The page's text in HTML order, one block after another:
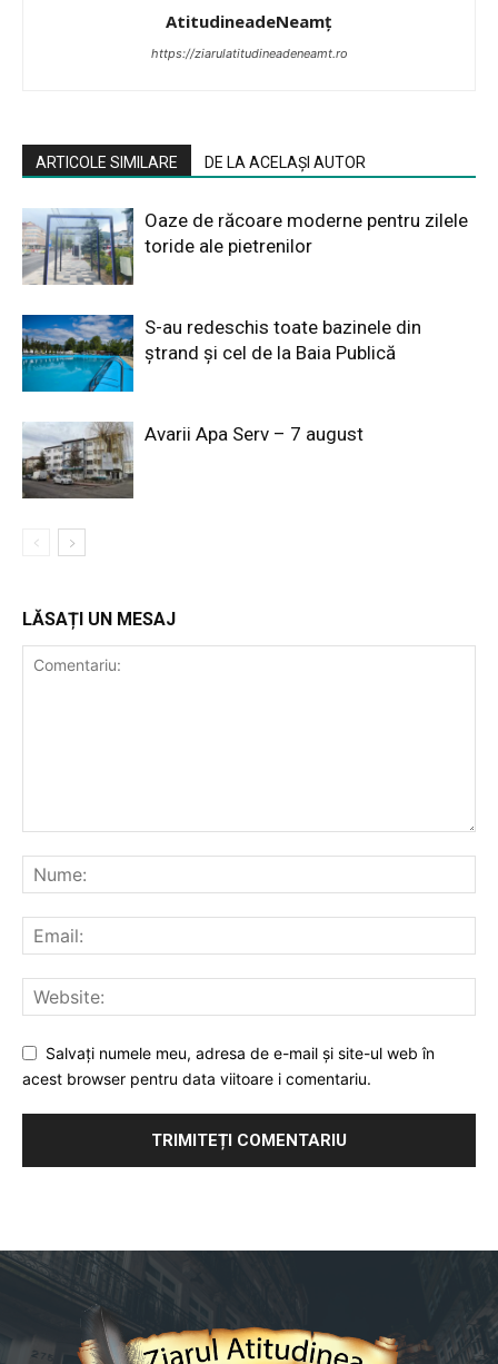
AtitudineadeNeamț
https://ziarulatitudineadeneamt.ro
ARTICOLE SIMILARE DE LA ACELAȘI AUTOR
Oaze de răcoare moderne pentru zilele
toride ale pietrenilor
S-au redeschis toate bazinele din
ștrand și cel de la Baia Publică
Avarii Apa Serv – 7 august
LĂSAȚI UN MESAJ
Salvați numele meu, adresa de e-mail și site-ul web în
acest browser pentru data viitoare i comentariu.